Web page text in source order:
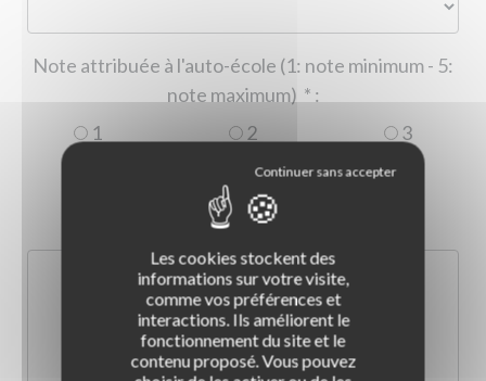
Note attribuée à l'auto-école (1: note minimum - 5:
* :
1
2
3
5
Les cookies stockent des
informations sur votre visite,
comme vos préférences et
interactions. Ils améliorent le
fonctionnement du site et le
contenu proposé. Vous pouvez